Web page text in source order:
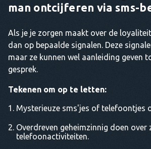
man ontcijferen via sms-
Als je je zorgen maakt over de
dan op bepaalde signalen. Deze
maar ze kunnen wel aanleiding geven
gesprek.
Tekenen om op te letten:
Mysterieuze sms'jes of telefoontjes
Overdreven geheimzinnig doen over
telefoonactiviteiten.